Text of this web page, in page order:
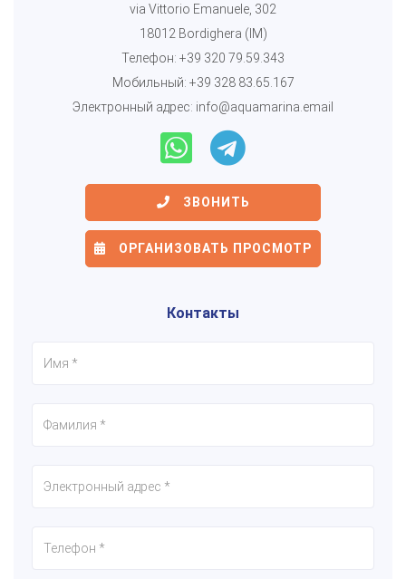
via Vittorio Emanuele, 302
18012 Bordighera (IM)
Телефон: +39 320 79.59.343
Мобильный: +39 328 83.65.167
Электронный адрес: info@aquamarina.email
ЗВОНИТЬ
ОРГАНИЗОВАТЬ ПРОСМОТР
Контакты